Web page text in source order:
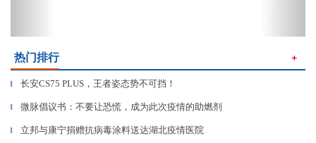
热门排行 ＋
▎ 长安CS75 PLUS，王者姿态势不可挡！
▎ 微脉倡议书：不要让恐慌，成为此次疫情的助燃剂
▎ 立邦与康宁捐赠抗病毒涂料送达湖北疫情医院